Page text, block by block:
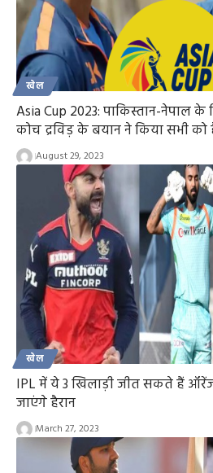
खेल
Asia Cup 2023: पाकिस्तान-नेपाल
कोच द्रविड़ के बयान ने किया सभी को
August 29, 2023
खेल
IPL में ये 3 खिलाड़ी जीत सकते हैं
जाएंगे हैरान
March 27, 2023